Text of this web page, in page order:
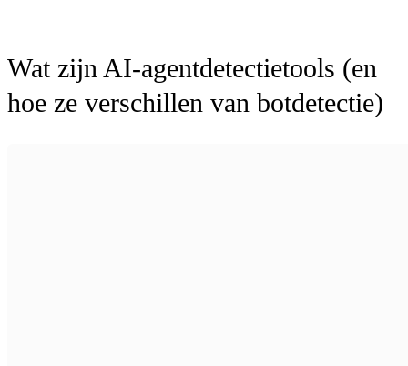
Wat zijn AI-agentdetectietools (en
hoe ze verschillen van botdetectie)